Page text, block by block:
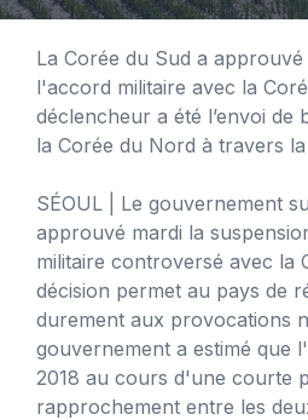
La Corée du Sud a
l'accord militaire avec la
déclencheur a été l’envoi de
la Corée du Nord à travers
SÉOUL | Le gouvernement
approuvé mardi la
militaire controversé avec la
décision permet au pays de
durement aux provocations
gouvernement a estimé que
2018 au cours d'une courte
rapprochement entre les